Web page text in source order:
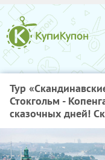
Тур
Стокгольм -
сказочных дней!